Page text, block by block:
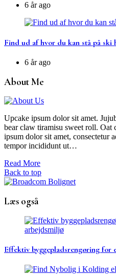
6 år ago
Find ud af hvor du kan stå på ski
6 år ago
About Me
Upcake ipsum dolor sit amet.
bear claw tiramisu sweet roll. Oat
ipsum dolor sit amet, consectetur
tempor incididunt ut…
Read More
Back to top
Læs også
Effektiv byggepladsrengøring for